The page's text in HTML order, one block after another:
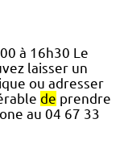
à 16h30 Le
laisser un
ou adresser
de prendre
au 04 67 33